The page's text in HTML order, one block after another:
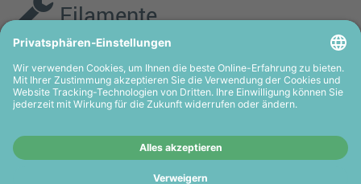
Filamente
ASA PLA HIPS PMMA PETG PVA TPE